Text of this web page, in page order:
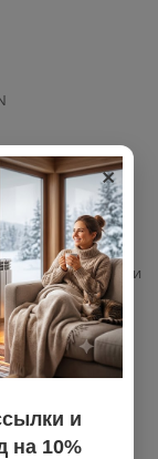
с
JET80/JET100
(крышка +
кольца)
передней части
защита
компонентов
×
и
на 10%